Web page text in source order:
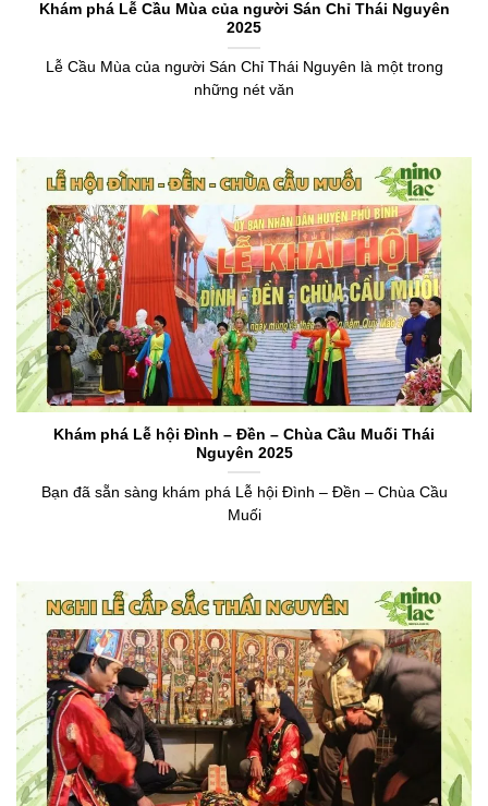
Khám phá Lễ Cầu Mùa của người Sán Chỉ Thái Nguyên
2025
Lễ Cầu Mùa của người Sán Chỉ Thái Nguyên là một trong
những nét văn
Khám phá Lễ hội Đình – Đền – Chùa Cầu Muối Thái
Nguyên 2025
Bạn đã sẵn sàng khám phá Lễ hội Đình – Đền – Chùa Cầu
Muối